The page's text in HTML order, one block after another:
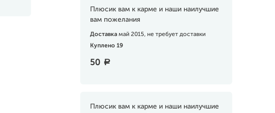
Плюсик вам к карме и наши наилучшие
вам пожелания
Доставка май 2015, не требует доставки
Куплено 19
50 a
Плюсик вам к карме и наши наилучшие